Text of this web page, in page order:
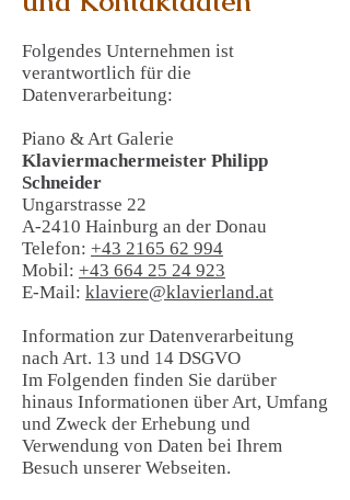
Folgendes Unternehmen ist
verantwortlich für die
Datenverarbeitung:
Piano & Art Galerie
Klaviermachermeister Philipp
Schneider
Ungarstrasse 22
A-2410 Hainburg an der Donau
Telefon: +43 2165 62 994
Mobil: +43 664 25 24 923
E-Mail: klaviere@klavierland.at
Information zur Datenverarbeitung
nach Art. 13 und 14 DSGVO
Im Folgenden finden Sie darüber
hinaus Informationen über Art, Umfang
und Zweck der Erhebung und
Verwendung von Daten bei Ihrem
Besuch unserer Webseiten.